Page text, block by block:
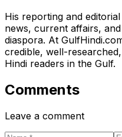
His reporting and
news, current affairs,
diaspora. At
credible, well-
Hindi readers in the Gulf.
Comments
Leave a comment